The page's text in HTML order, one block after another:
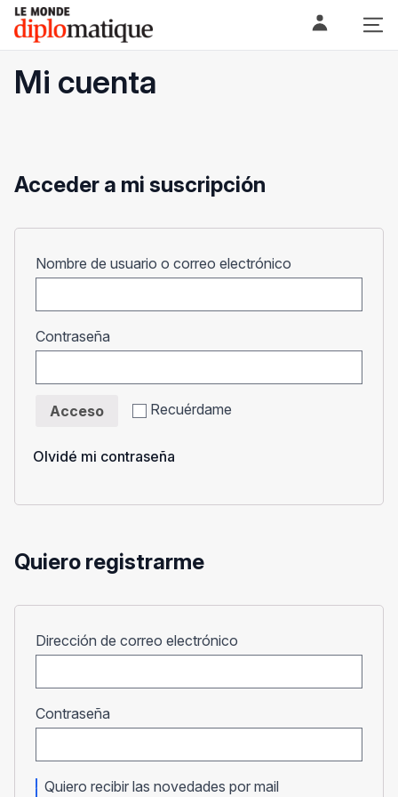
Skip
content
Le monde diplomatique
Mi cuenta
Acceder a mi suscripción
Nombre de usuario o correo electrónico
Contraseña
Recuérdame
Acceso
Olvidé mi contraseña
Quiero registrarme
Dirección de correo electrónico
Contraseña
Quiero recibir las novedades por mail